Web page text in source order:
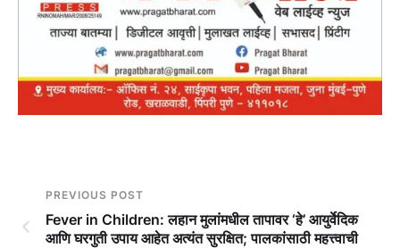
PREVIOUS POST
Fever in Children: लहान मुलांमधील तापावर ‘हे’ आयुर्वेदिक
आणि घरगुती उपाय आहेत अत्यंत सुरक्षित; पालकांसाठी महत्त्वाची